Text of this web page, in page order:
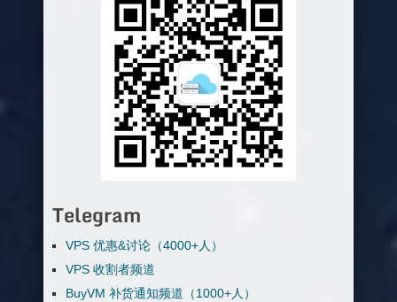
Telegram
VPS 优惠&讨论（4000+人）
VPS 收割者频道
BuyVM 补货通知频道（1000+人）